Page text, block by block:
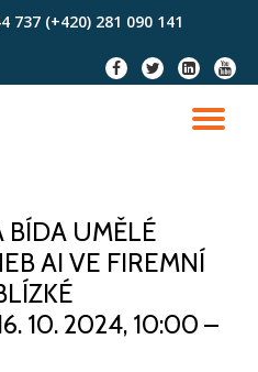
737 (+420) 281 090 141
fa-
facebook
fa-
twitter
fa-
linkedin-
square
fa-
BÍDA UMĚLÉ
AI VE FIREMNÍ
10. 2024, 10:00 –